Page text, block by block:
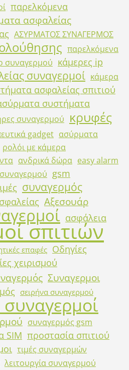
παρελκόμενα
ασφαλείας
ΑΣΥΡΜΑΤΟΣ ΣΥΝΑΓΕΡΜΟΣ
παρελκόμενα
συναγερμού κάμερες ip
συναγερμοί κάμερα
ασφαλείας σπιτιού
συστήματα
συναγερμού κρυφές
gadget ασύρματα
ρολόι με κάμερα
ανδρικά δώρα easy alarm
gsm
συναγερμός
Αξεσουάρ
ασφάλεια
σπιτιών
επαφές Οδηγίες
χειρισμού
Συναγερμοι
σειρήνα συναγερμού
συναγερμός gsm
SIM προστασία σπιτιού
τιμές συναγερμών
λειτουργία συναγερμού